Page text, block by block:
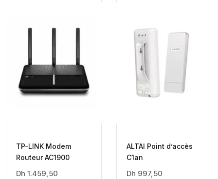
TP-LINK Modem
Routeur AC1900
Dh 1.459,50
ALTAI Point d’accès
C1an
Dh 997,50